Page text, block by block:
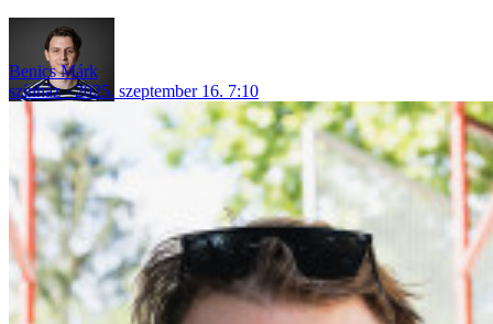
Benics Márk
színház
2025. szeptember 16. 7:10